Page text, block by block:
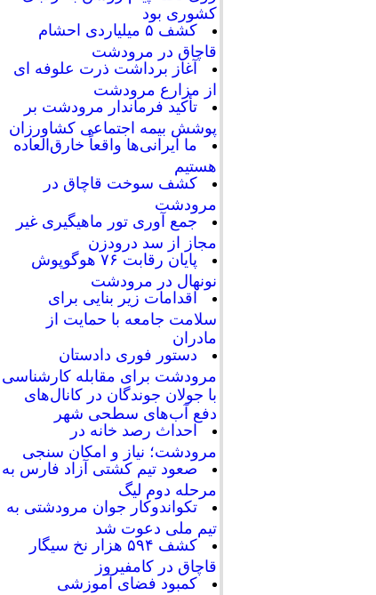
کشوری بود
کشف ۵ میلیاردی احشام
قاچاق در مرودشت
آغاز برداشت ذرت علوفه ای
از مزارع مرودشت
تأکید فرماندار مرودشت بر
پوشش بیمه اجتماعی کشاورزان
ما ایرانی‌ها واقعاً خارق‌العاده
هستیم
کشف سوخت قاچاق در
مرودشت
جمع آوری تور ماهیگیری غیر
مجاز از سد درودزن
پایان رقابت‌ ۷۶ هوگوپوش
نونهال در مرودشت
اقدامات زیر بنایی برای
سلامت جامعه با حمایت از
مادران
دستور فوری دادستان
مرودشت برای مقابله کارشناسی
با جولان جوندگان در کانال‌های
دفع آب‌های سطحی شهر
احداث رصد خانه در
مرودشت؛ نیاز و امکان سنجی
صعود تیم کشتی آزاد فارس به
مرحله دوم لیگ
تکواندوکار جوان مرودشتی به
تیم ملی دعوت شد
کشف ۵۹۴ هزار نخ سیگار
قاچاق در کامفیروز
کمبود فضای آموزشی